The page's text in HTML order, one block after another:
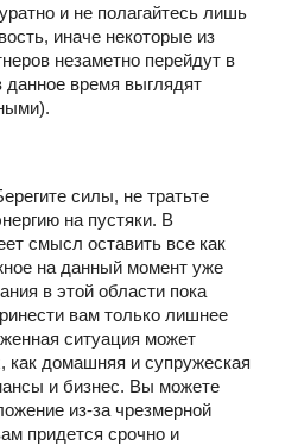
и не полагайтесь лишь
иначе некоторые из
незаметно перейдут в
данное время выглядят
силы, не тратьте
на пустяки. В
смысл оставить все как
на данный момент уже
в этой области пока
вам только лишнее
ситуация может
как домашняя и супружеская
и бизнес. Вы можете
из-за чрезмерной
придется срочно и